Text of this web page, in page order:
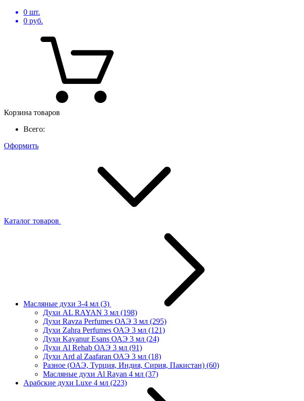
0 шт.
0 руб.
Корзина товаров
Всего:
Оформить
Каталог товаров
Масляные духи 3-4 мл (3)
Духи AL RAYAN 3 мл (198)
Духи Ravza Perfumes ОАЭ 3 мл (295)
Духи Zahra Perfumes ОАЭ 3 мл (121)
Духи Kayanur Esans ОАЭ 3 мл (24)
Духи Al Rehab ОАЭ 3 мл (91)
Духи Ard al Zaafaran ОАЭ 3 мл (18)
Разное (ОАЭ, Турция, Индия, Сирия, Пакистан) (60)
Масляные духи Al Rayan 4 мл (37)
Арабские духи Luxe 4 мл (223)